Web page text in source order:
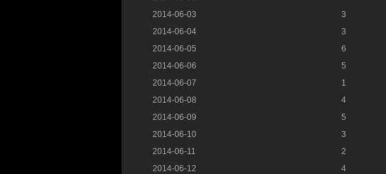
2014-06-03
3
2014-06-04
3
2014-06-05
6
2014-06-06
5
2014-06-07
1
2014-06-08
4
2014-06-09
5
2014-06-10
3
2014-06-11
2
2014-06-12
4